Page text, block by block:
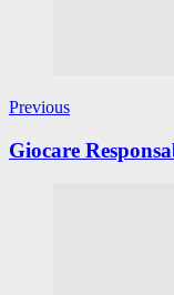
Previous
Giocare